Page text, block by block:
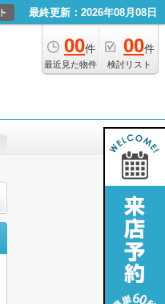
最終更新：2026年08月08日
00件
最近見た物件
00件
検討リスト